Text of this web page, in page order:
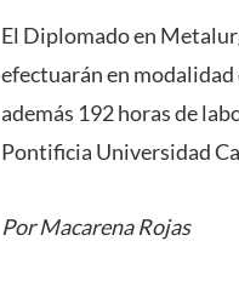
El Diplomado en
efectuarán en
además 192 horas de
Pontificia Universidad
Por Macarena Rojas